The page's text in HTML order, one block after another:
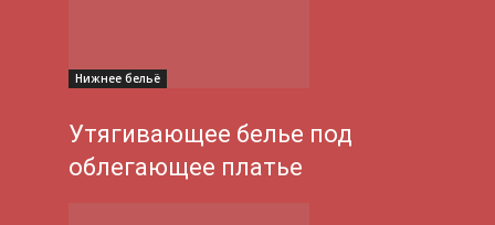
Нижнее бельё
Утягивающее белье под
облегающее платье